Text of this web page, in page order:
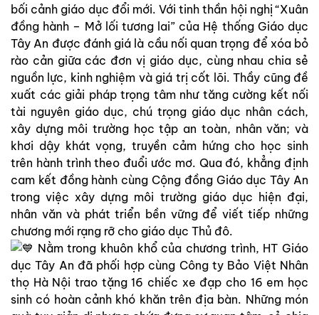
bối cảnh giáo dục đổi mới. Với tinh thần hội nghị “Xuân
đồng hành – Mở lối tương lai” của Hệ thống Giáo dục
Tây An được đánh giá là cầu nối quan trọng để xóa bỏ
rào cản giữa các đơn vị giáo dục, cùng nhau chia sẻ
nguồn lực, kinh nghiệm và giá trị cốt lõi. Thầy cũng đề
xuất các giải pháp trọng tâm như tăng cường kết nối
tài nguyên giáo dục, chú trọng giáo dục nhân cách,
xây dựng môi trường học tập an toàn, nhân văn; và
khơi dậy khát vọng, truyền cảm hứng cho học sinh
trên hành trình theo đuổi ước mơ. Qua đó, khẳng định
cam kết đồng hành cùng Cộng đồng Giáo dục Tây An
trong việc xây dựng môi trường giáo dục hiện đại,
nhân văn và phát triển bền vững để viết tiếp những
chương mới rạng rỡ cho giáo dục Thủ đô.
Nằm trong khuôn khổ của chương trình, HT Giáo
dục Tây An đã phối hợp cùng Công ty Bảo Việt Nhân
thọ Hà Nội trao tặng 16 chiếc xe đạp cho 16 em học
sinh có hoàn cảnh khó khăn trên địa bàn. Những món